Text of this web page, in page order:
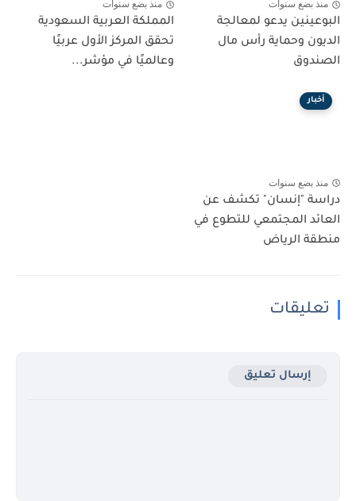
منذ بضع سنوات
البوعينين يدعو لمعالجة
الديون وحماية رأس مال
الصندوق
منذ بضع سنوات
المملكة العربية السعودية
تحقق المركز الأول عربيًا
وعالميًا في مؤشر...
أخبار
منذ بضع سنوات
دراسة "إنسان" تكشف عن
العائد المجتمعي للتطوع في
منطقة الرياض
تعليقات
إرسال تعليق